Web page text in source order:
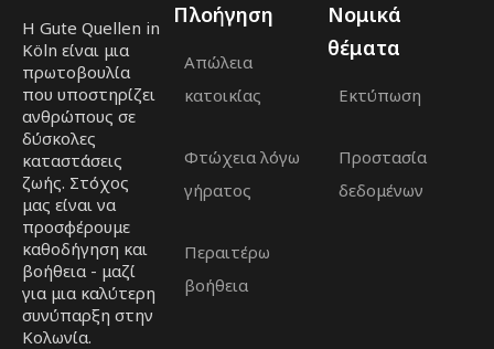
Η Gute Quellen in
Köln είναι μια
πρωτοβουλία
που υποστηρίζει
ανθρώπους σε
δύσκολες
καταστάσεις
ζωής. Στόχος
μας είναι να
προσφέρουμε
καθοδήγηση και
βοήθεια - μαζί
για μια καλύτερη
συνύπαρξη στην
Κολωνία.
Πλοήγηση
Απώλεια
κατοικίας
Φτώχεια λόγω
γήρατος
Περαιτέρω
βοήθεια
Νομικά
θέματα
Εκτύπωση
Προστασία
δεδομένων